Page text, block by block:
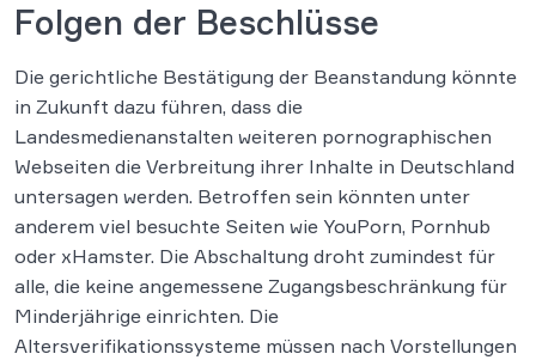
Folgen der Beschlüsse
Die gerichtliche Bestätigung der Beanstandung könnte
in Zukunft dazu führen, dass die
Landesmedienanstalten weiteren pornographischen
Webseiten die Verbreitung ihrer Inhalte in Deutschland
untersagen werden. Betroffen sein könnten unter
anderem viel besuchte Seiten wie YouPorn, Pornhub
oder xHamster. Die Abschaltung droht zumindest für
alle, die keine angemessene Zugangsbeschränkung für
Minderjährige einrichten. Die
Altersverifikationssysteme müssen nach Vorstellungen